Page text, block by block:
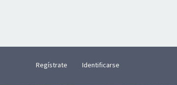
Regístrate Identificarse